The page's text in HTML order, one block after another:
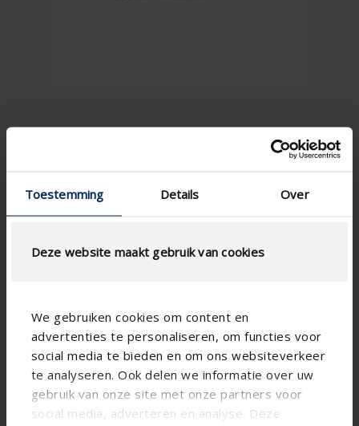
Toestemming Details Over
Deze website maakt gebruik van cookies
We gebruiken cookies om content en
advertenties te personaliseren, om functies voor
social media te bieden en om ons websiteverkeer
te analyseren. Ook delen we informatie over uw
gebruik van onze site met onze partners voor
social media, adverteren en analyse. Deze
Technical specifications
Maximum flow
180
Height (mm)
115
Install option
Horizontal
Joinable